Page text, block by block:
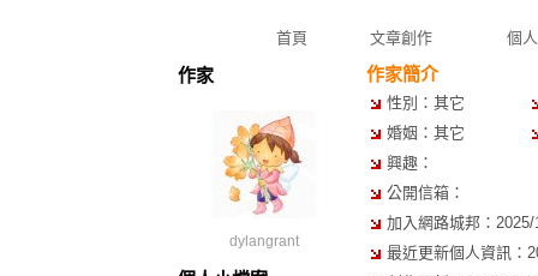
首頁 文章創作 個
作家
dylangrant
作家簡介
性別：其它
婚姻：其它
興趣：
公開信箱：
加入網路城邦：
最近更新個人資訊：